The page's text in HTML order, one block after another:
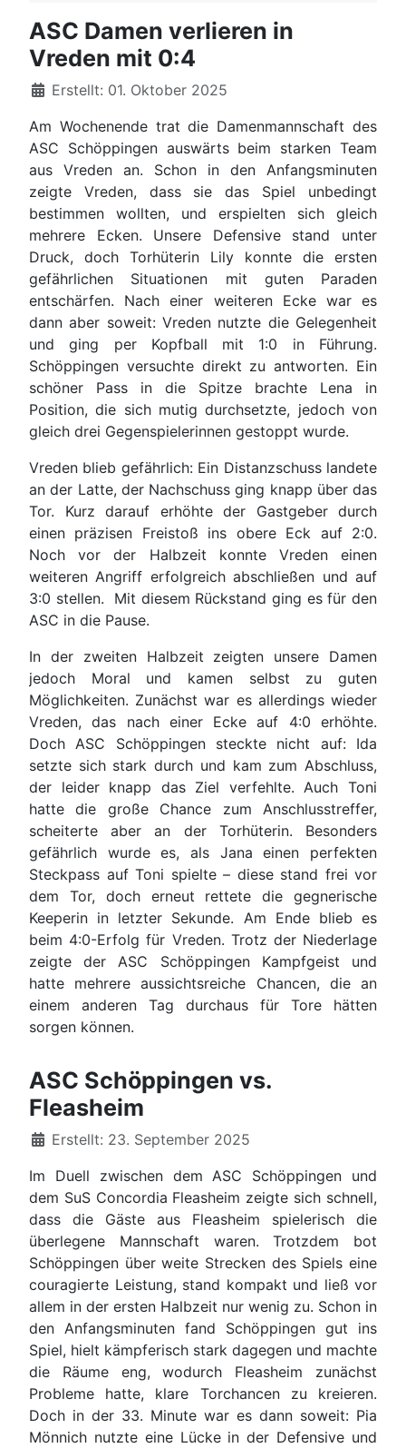
ASC Damen verlieren in
Vreden mit 0:4
DetailsErstellt: 01. Oktober 2025
Am Wochenende trat die Damenmannschaft des
ASC Schöppingen auswärts beim starken Team
aus Vreden an. Schon in den Anfangsminuten
zeigte Vreden, dass sie das Spiel unbedingt
bestimmen wollten, und erspielten sich gleich
mehrere Ecken. Unsere Defensive stand unter
Druck, doch Torhüterin Lily konnte die ersten
gefährlichen Situationen mit guten Paraden
entschärfen. Nach einer weiteren Ecke war es
dann aber soweit: Vreden nutzte die Gelegenheit
und ging per Kopfball mit 1:0 in Führung.
Schöppingen versuchte direkt zu antworten. Ein
schöner Pass in die Spitze brachte Lena in
Position, die sich mutig durchsetzte, jedoch von
gleich drei Gegenspielerinnen gestoppt wurde.
Vreden blieb gefährlich: Ein Distanzschuss landete
an der Latte, der Nachschuss ging knapp über das
Tor. Kurz darauf erhöhte der Gastgeber durch
einen präzisen Freistoß ins obere Eck auf 2:0.
Noch vor der Halbzeit konnte Vreden einen
weiteren Angriff erfolgreich abschließen und auf
3:0 stellen. Mit diesem Rückstand ging es für den
ASC in die Pause.
In der zweiten Halbzeit zeigten unsere Damen
jedoch Moral und kamen selbst zu guten
Möglichkeiten. Zunächst war es allerdings wieder
Vreden, das nach einer Ecke auf 4:0 erhöhte.
Doch ASC Schöppingen steckte nicht auf: Ida
setzte sich stark durch und kam zum Abschluss,
der leider knapp das Ziel verfehlte. Auch Toni
hatte die große Chance zum Anschlusstreffer,
scheiterte aber an der Torhüterin. Besonders
gefährlich wurde es, als Jana einen perfekten
Steckpass auf Toni spielte – diese stand frei vor
dem Tor, doch erneut rettete die gegnerische
Keeperin in letzter Sekunde. Am Ende blieb es
beim 4:0-Erfolg für Vreden. Trotz der Niederlage
zeigte der ASC Schöppingen Kampfgeist und
hatte mehrere aussichtsreiche Chancen, die an
einem anderen Tag durchaus für Tore hätten
sorgen können.
ASC Schöppingen vs.
Fleasheim
DetailsErstellt: 23. September 2025
Im Duell zwischen dem ASC Schöppingen und
dem SuS Concordia Fleasheim zeigte sich schnell,
dass die Gäste aus Fleasheim spielerisch die
überlegene Mannschaft waren. Trotzdem bot
Schöppingen über weite Strecken des Spiels eine
couragierte Leistung, stand kompakt und ließ vor
allem in der ersten Halbzeit nur wenig zu. Schon in
den Anfangsminuten fand Schöppingen gut ins
Spiel, hielt kämpferisch stark dagegen und machte
die Räume eng, wodurch Fleasheim zunächst
Probleme hatte, klare Torchancen zu kreieren.
Doch in der 33. Minute war es dann soweit: Pia
Mönnich nutzte eine Lücke in der Defensive und